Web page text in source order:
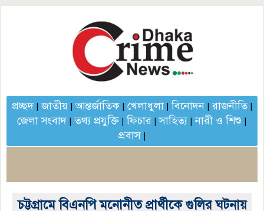
প্রচ্ছদ|জাতীয়|আন্তর্জাতিক| খেলাধুলা|বিনোদন|রাজনীতি|
জেলা সংবাদ|তথ্য প্রযুক্তি |ফিচার |সাহিত্য|নারী ও শিশু |
প্রবাস|
চট্টগ্রামে বিএনপি মনোনীত প্রার্থীকে গুলির ঘটনায়